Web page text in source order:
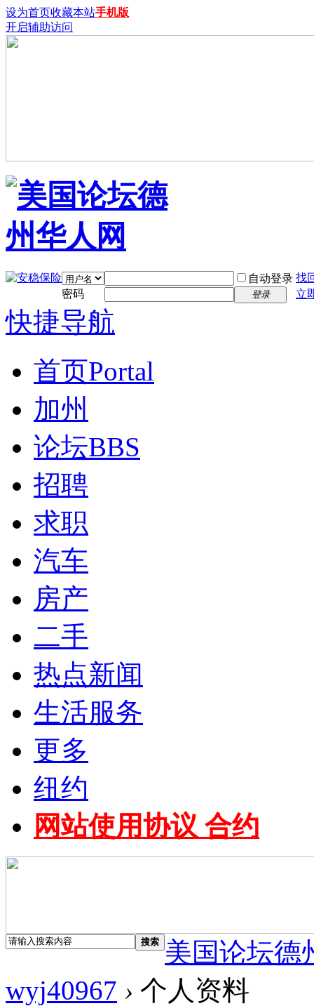
设为首页收藏本站手机版
开启辅助访问
自动登录 找
密码
登录 立
快捷导航
首页Portal
加州
论坛BBS
招聘
求职
汽车
房产
二手
热点新闻
生活服务
更多
纽约
网站使用协议 合约
搜索
美国论坛德
wyj40967 › 个人资料